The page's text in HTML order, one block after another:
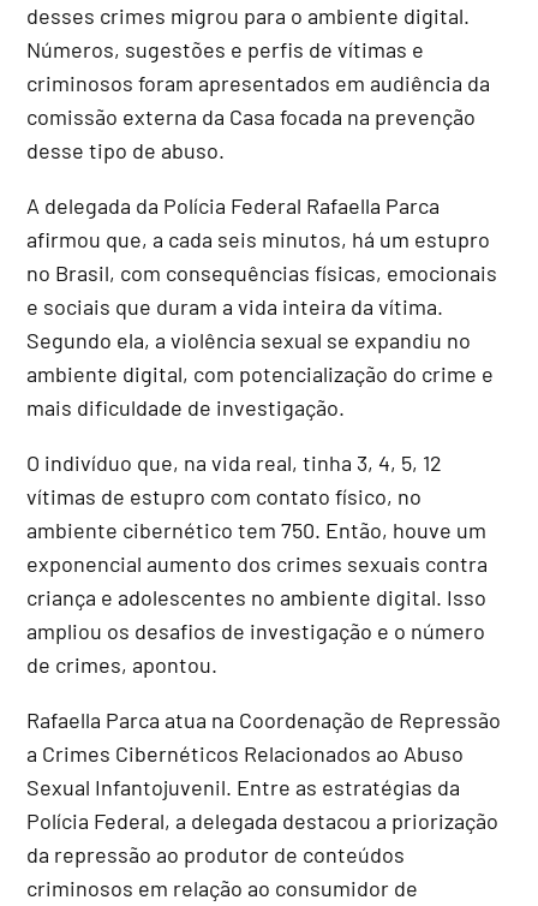
desses crimes migrou para o ambiente digital.
Números, sugestões e perfis de vítimas e
criminosos foram apresentados em audiência da
comissão externa da Casa focada na prevenção
desse tipo de abuso.
A delegada da Polícia Federal Rafaella Parca
afirmou que, a cada seis minutos, há um estupro
no Brasil, com consequências físicas, emocionais
e sociais que duram a vida inteira da vítima.
Segundo ela, a violência sexual se expandiu no
ambiente digital, com potencialização do crime e
mais dificuldade de investigação.
O indivíduo que, na vida real, tinha 3, 4, 5, 12
vítimas de estupro com contato físico, no
ambiente cibernético tem 750. Então, houve um
exponencial aumento dos crimes sexuais contra
criança e adolescentes no ambiente digital. Isso
ampliou os desafios de investigação e o número
de crimes, apontou.
Rafaella Parca atua na Coordenação de Repressão
a Crimes Cibernéticos Relacionados ao Abuso
Sexual Infantojuvenil. Entre as estratégias da
Polícia Federal, a delegada destacou a priorização
da repressão ao produtor de conteúdos
criminosos em relação ao consumidor de